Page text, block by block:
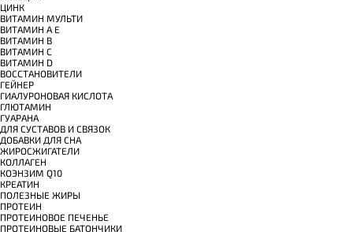
ЦИНК
ВИТАМИН МУЛЬТИ
ВИТАМИН A E
ВИТАМИН B
ВИТАМИН C
ВИТАМИН D
ВОССТАНОВИТЕЛИ
ГЕЙНЕР
ГИАЛУРОНОВАЯ КИСЛОТА
ГЛЮТАМИН
ГУАРАНА
ДЛЯ СУСТАВОВ И СВЯЗОК
ДОБАВКИ ДЛЯ СНА
ЖИРОСЖИГАТЕЛИ
КОЛЛАГЕН
КОЭНЗИМ Q10
КРЕАТИН
ПОЛЕЗНЫЕ ЖИРЫ
ПРОТЕИН
ПРОТЕИНОВОЕ ПЕЧЕНЬЕ
ПРОТЕИНОВЫЕ БАТОНЧИКИ